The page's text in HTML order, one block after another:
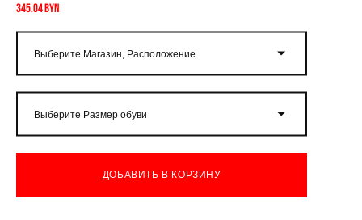
345.04 BYN
Выберите Магазин, Расположение
Выберите Размер обуви
ДОБАВИТЬ В КОРЗИНУ